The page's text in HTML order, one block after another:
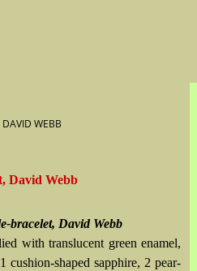
WEBB
David Webb
bracelet, David Webb
with translucent green enamel,
cushion-shaped sapphire, 2 pear-